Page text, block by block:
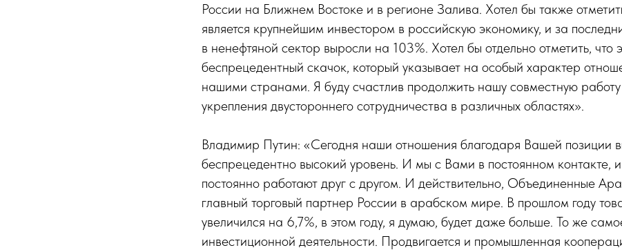
России на Ближнем Востоке и в регионе Залива. Хотел бы также
является крупнейшим инвестором в российскую экономику, и за
в ненефтяной сектор выросли на 103%. Хотел бы отдельно отметить, что
беспрецедентный скачок, который указывает на особый характер
нашими странами. Я буду счастлив продолжить нашу совместную работу
укрепления двустороннего сотрудничества в различных областях».
Владимир Путин: «Сегодня наши отношения благодаря Вашей позиции
беспрецедентно высокий уровень. И мы с Вами в постоянном контакте,
постоянно работают друг с другом. И действительно, Объединенные
главный торговый партнер России в арабском мире. В прошлом году
увеличился на 6,7%, в этом году, я думаю, будет даже больше. То же
инвестиционной деятельности. Продвигается и промышленная